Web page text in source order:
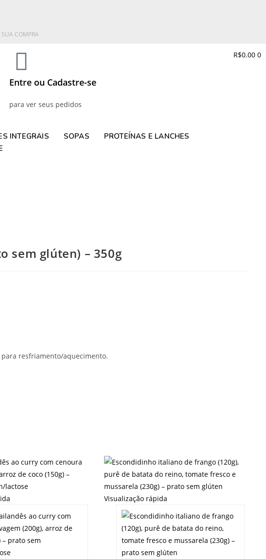
COMPRA
Entre ou Cadastre-se
para ver seus pedidos
R$0.00 0
INTEGRAIS SOPAS
PROTEÍNAS E LANCHES
sem glúten) – 350g
resfriamento/aquecimento.
Visualização rápida